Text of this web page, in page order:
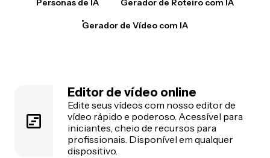
Personas de IA Gerador de Roteiro com IA
Gerador de Vídeo com IA
Editor de vídeo online
Edite seus vídeos com nosso editor de
vídeo rápido e poderoso. Acessível para
iniciantes, cheio de recursos para
profissionais. Disponível em qualquer
dispositivo.